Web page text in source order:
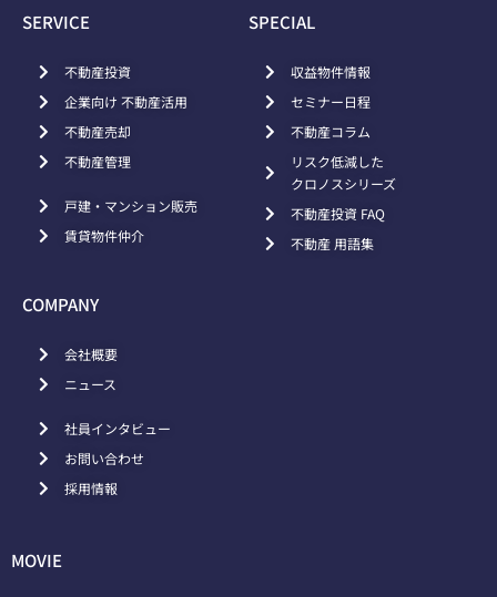
SERVICE
不動産投資
企業向け 不動産活用
不動産売却
不動産管理
戸建・マンション販売
賃貸物件仲介
SPECIAL
収益物件情報
セミナー日程
不動産コラム
リスク低減した
クロノスシリーズ
不動産投資 FAQ
不動産 用語集
COMPANY
会社概要
ニュース
社員インタビュー
お問い合わせ
採用情報
MOVIE